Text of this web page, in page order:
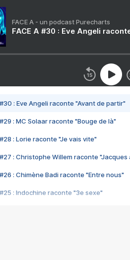
FACE A - un podcast Purecharts
FACE A #30 : Eve Angeli
#30 : Eve Angeli raconte "Avant de partir"
#29 : MC Solaar raconte "Bouge de là"
#28 : Lorie raconte "Je vais vite"
#27 : Christophe Willem raconte "Jacques
#26 : Chimène Badi raconte "Entre nous"
#25 : Indochine raconte "3e sexe"